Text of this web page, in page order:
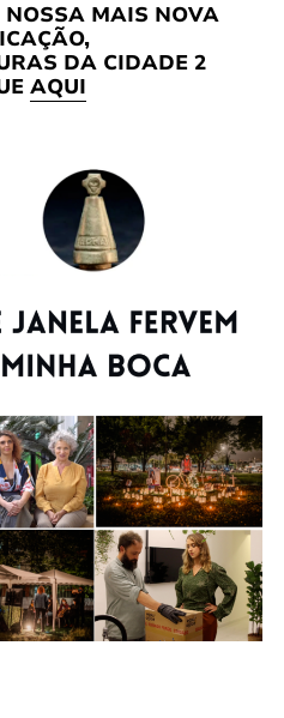
NOSSA MAIS NOVA
DA CIDADE 2
AQUI